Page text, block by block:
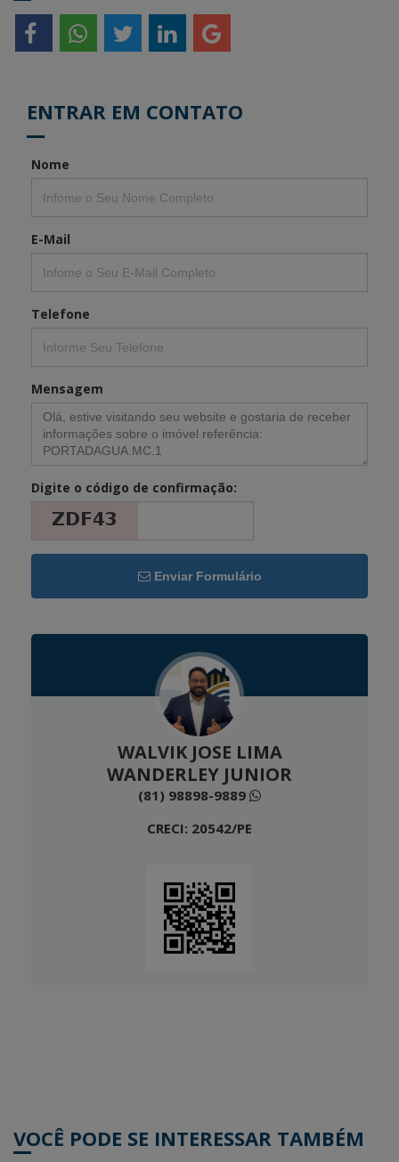
ENTRAR EM CONTATO
Nome
E-Mail
Telefone
Mensagem
Digite o código de confirmação:
Enviar Formulário
WALVIK JOSE LIMA
WANDERLEY JUNIOR
(81) 98898-9889
CRECI: 20542/PE
VOCÊ PODE SE INTERESSAR TAMBÉM